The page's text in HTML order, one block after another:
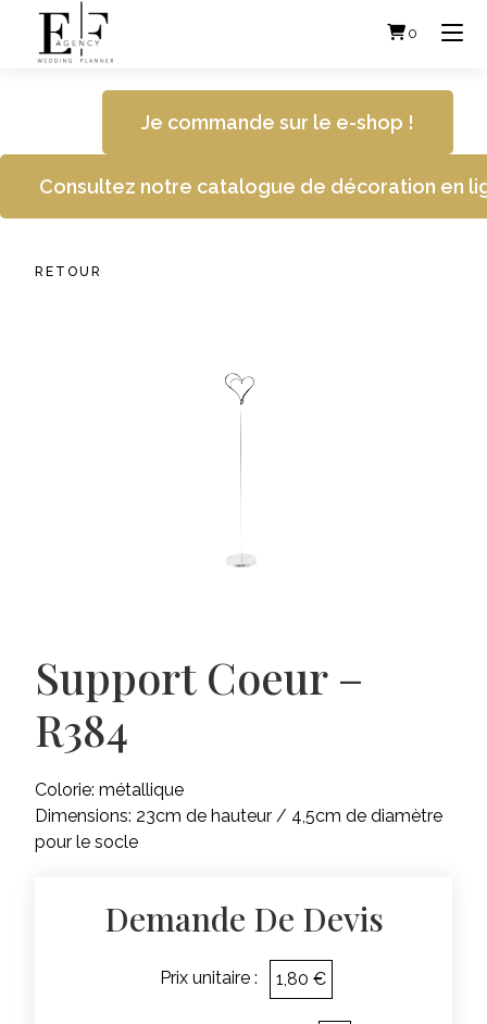
content
0
Je commande sur le e-shop !
Consultez notre catalogue de décoration en
RETOUR
Support Coeur –
R384
Colorie: métallique
Dimensions: 23cm de hauteur / 4,5cm de diamètre
pour le socle
Demande De Devis
Prix unitaire : 1,80 €